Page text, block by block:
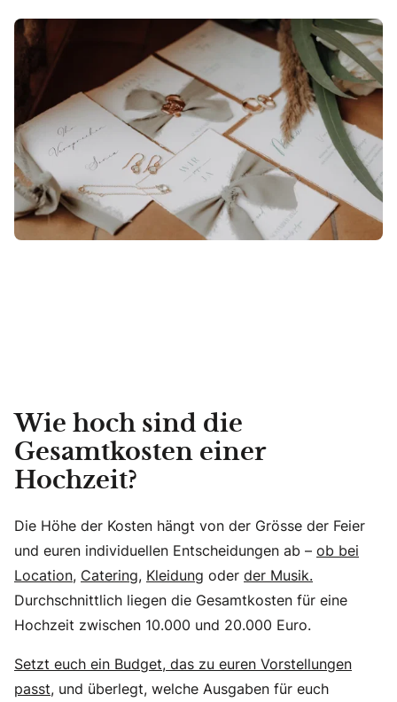
Wie hoch sind die
Gesamtkosten einer
Hochzeit?
Die Höhe der Kosten hängt von der Grösse der Feier
und euren individuellen Entscheidungen ab – ob bei
Location, Catering, Kleidung oder der Musik.
Durchschnittlich liegen die Gesamtkosten für eine
Hochzeit zwischen 10.000 und 20.000 Euro.
Setzt euch ein Budget, das zu euren Vorstellungen
passt, und überlegt, welche Ausgaben für euch